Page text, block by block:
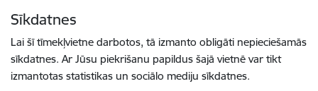
Sīkdatnes
Lai šī tīmekļvietne darbotos, tā izmanto obligāti nepieciešamās
sīkdatnes. Ar Jūsu piekrišanu papildus šajā vietnē var tikt
izmantotas statistikas un sociālo mediju sīkdatnes.